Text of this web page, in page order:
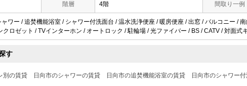
階層 4階 間取り一例
ワー / 追焚機能浴室 / シャワー付洗面台 / 温水洗浄便座 / 暖房便座 / 出窓 / バルコニー /
クロゼット / TVインターホン / オートロック / 駐輪場 / 光ファイバー / BS / CATV / 対面式
す
別の賃貸 日向市のシャワーの賃貸 日向市の追焚機能浴室の賃貸 日向市のシャワー